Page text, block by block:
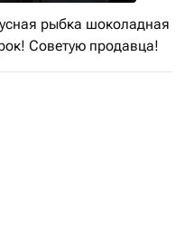
рыбка шоколадная
Советую продавца!